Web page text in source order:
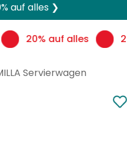
auf alles ❯
20% auf alles
Servierwagen